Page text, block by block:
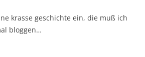
krasse geschichte ein, die muß ich
bloggen…